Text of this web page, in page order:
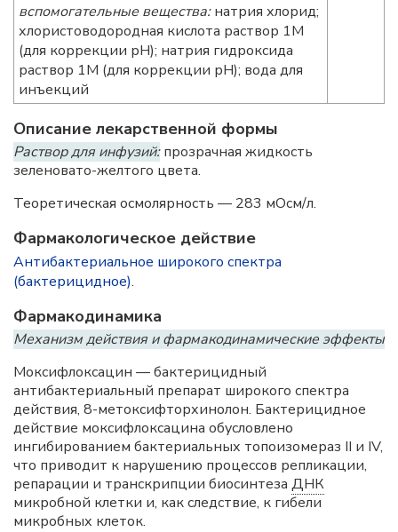
вспомогательные вещества:натрия хлорид;
хлористоводородная кислота раствор 1М
(для коррекции рН); натрия гидроксида
раствор 1М (для коррекции рН); вода для
инъекций
Описание лекарственной формы
Раствор для инфузий:прозрачная жидкость
зеленовато-желтого цвета.
Теоретическая осмолярность — 283 мОсм/л.
Фармакологическое действие
Антибактериальное широкого спектра
(бактерицидное).
Фармакодинамика
Механизм действия и фармакодинамические эффекты
Моксифлоксацин — бактерицидный
антибактериальный препарат широкого спектра
действия, 8-метоксифторхинолон. Бактерицидное
действие моксифлоксацина обусловлено
ингибированием бактериальных топоизомераз II и IV,
что приводит к нарушению процессов репликации,
репарации и транскрипции биосинтеза ДНК
микробной клетки и, как следствие, к гибели
микробных клеток.